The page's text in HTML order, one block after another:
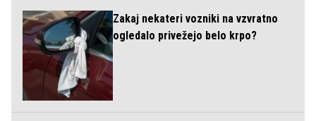
Zakaj nekateri vozniki na vzvratno
ogledalo privežejo belo krpo?